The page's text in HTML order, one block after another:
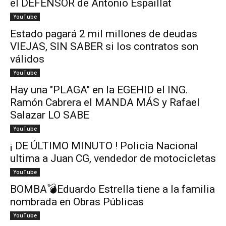
el DEFENSOR de Antonio Espaillat
YouTube
Estado pagará 2 mil millones de deudas
VIEJAS, SIN SABER si los contratos son
válidos
YouTube
Hay una "PLAGA" en la EGEHID el ING.
Ramón Cabrera el MANDA MÁS y Rafael
Salazar LO SABE
YouTube
¡ DE ÚLTIMO MINUTO ! Policía Nacional
ultima a Juan CG, vendedor de motocicletas
YouTube
BOMBA💣Eduardo Estrella tiene a la familia
nombrada en Obras Públicas
YouTube